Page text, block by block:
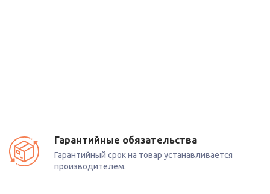
Гарантийные обязательства
Гарантийный срок на товар устанавливается
производителем.